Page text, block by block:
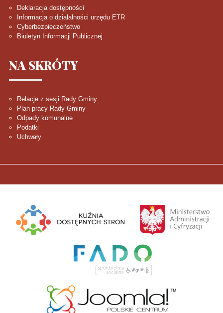
Deklaracja dostępności
Informacja o działalności urzędu ETR
Cyberbezpieczeństwo
Biuletyn Informacji Publicznej
NA SKRÓTY
Relacje z sesji Rady Gminy
Plan pracy Rady Gminy
Odpady komunalne
Podatki
Uchwały